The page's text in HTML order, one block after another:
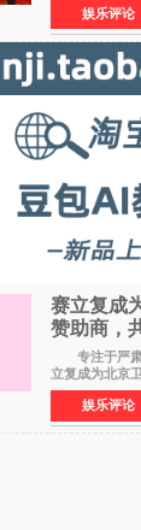
格、高质感、
矢志不渝的初
娱乐评论
赛立复成
赞助商，
活力美
专注于严肃
立复成为北京
的特别赞助商,
都市女性传递
家庭与自我之
娱乐评论